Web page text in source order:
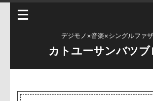
デジモノ×音楽×シングルファ
カトユーサンバツブ